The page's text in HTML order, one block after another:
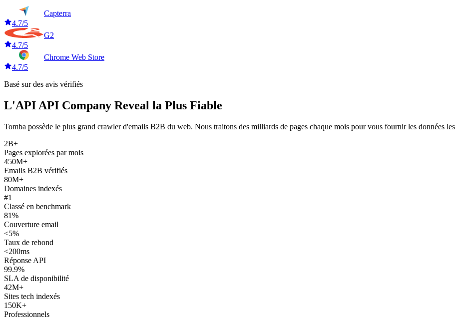
Capterra
4.7/5
G2
4.7/5
Chrome Web Store
4.7/5
Basé sur des avis vérifiés
L'API API Company Reveal la Plus Fiable
Tomba possède le plus grand crawler d'emails B2B du web. Nous traitons des milliards de pages chaque mois pour vous fournir les données
2B+
Pages explorées par mois
450M+
Emails B2B vérifiés
80M+
Domaines indexés
#1
Classé en benchmark
81%
Couverture email
<5%
Taux de rebond
<200ms
Réponse API
99.9%
SLA de disponibilité
42M+
Sites tech indexés
150K+
Professionnels